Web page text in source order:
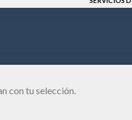
con tu selección.